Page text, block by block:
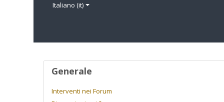
Italiano ‎(it)‎
Profilo utente
Generale
Interventi nei Forum